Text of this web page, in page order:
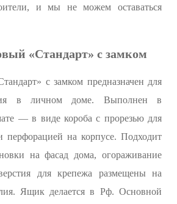
и мы не можем оставаться
«Стандарт» с замком
с замком предназначен для
в личном доме. Выполнен в
— в виде короба с прорезью для
перфорацией на корпусе. Подходит
на фасад дома, огораживание
для крепежа размещены на
Ящик делается в Рф. Основной